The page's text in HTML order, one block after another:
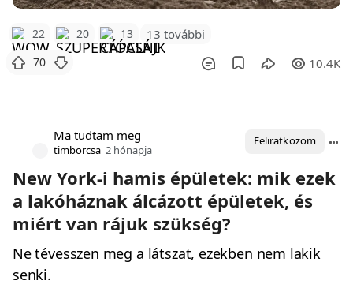
22 20 13 13 további
70 10.4K
Ma tudtam meg
timborcsa 2 hónapja
Feliratkozom
New York-i hamis épületek: mik ezek
a lakóháznak álcázott épületek, és
miért van rájuk szükség?
Ne tévesszen meg a látszat, ezekben nem lakik
senki.